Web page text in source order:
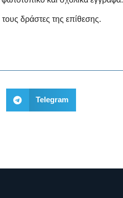
δράστες της επίθεσης.
Telegram